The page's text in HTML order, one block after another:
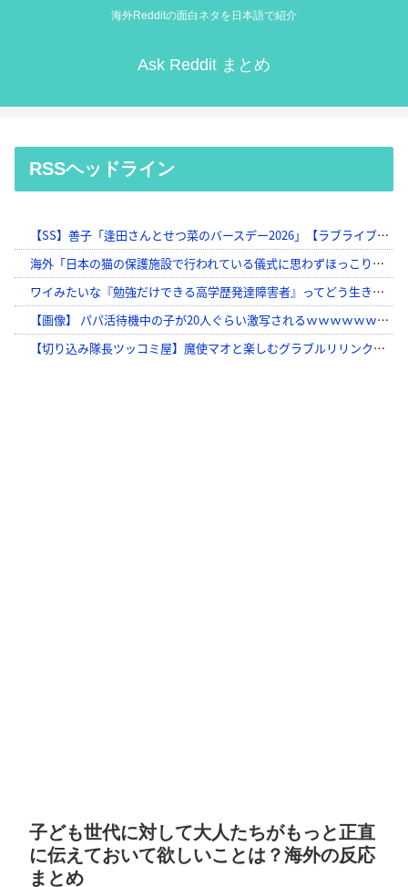
海外Redditの面白ネタを日本語で紹介
Ask Reddit まとめ
RSSヘッドライン
子ども世代に対して大人たちがもっと正直
に伝えておいて欲しいことは？海外の反応
まとめ